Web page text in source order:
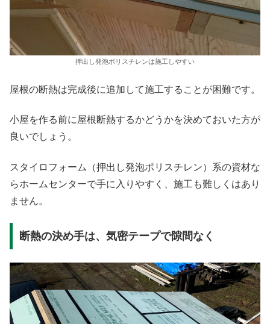
押出し発泡ポリスチレンは施工しやすい
屋根の断熱は完成後に追加して施工することが困難です。
小屋を作る前に屋根断熱するかどうかを決めておいた方が
良いでしょう。
スタイロフォーム（押出し発泡ポリスチレン）系の資材な
らホームセンターで手に入りやすく、施工も難しくはあり
ません。
断熱の決め手は、気密テープで隙間なく